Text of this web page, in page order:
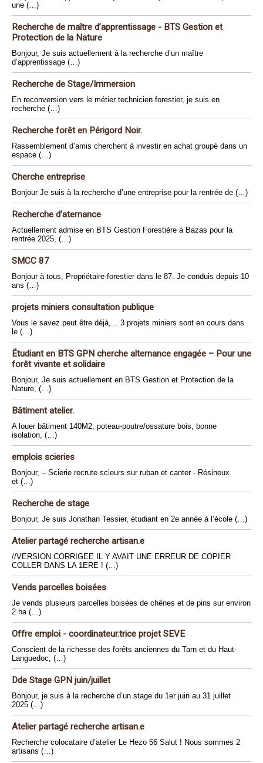
une (…)
Recherche de maître d’apprentissage - BTS Gestion et
Protection de la Nature
Bonjour, Je suis actuellement à la recherche d’un maître
d’apprentissage (…)
Recherche de Stage/Immersion
En reconversion vers le métier technicien forestier, je suis en
recherche (…)
Recherche forêt en Périgord Noir.
Rassemblement d’amis cherchent à investir en achat groupé dans un
espace (…)
Cherche entreprise
Bonjour Je suis à la recherche d’une entreprise pour la rentrée de (…)
Recherche d’aternance
Actuellement admise en BTS Gestion Forestière à Bazas pour la
rentrée 2025, (…)
SMCC 87
Bonjour à tous, Propriétaire forestier dans le 87. Je conduis depuis 10
ans (…)
projets miniers consultation publique
Vous le savez peut être déjà,... 3 projets miniers sont en cours dans
le (…)
Étudiant en BTS GPN cherche alternance engagée – Pour une
forêt vivante et solidaire
Bonjour, Je suis actuellement en BTS Gestion et Protection de la
Nature, (…)
Bâtiment atelier.
A louer bâtiment 140M2, poteau-poutre/ossature bois, bonne
isolation, (…)
emplois scieries
Bonjour, – Scierie recrute scieurs sur ruban et canter - Résineux
et (…)
Recherche de stage
Bonjour, Je suis Jonathan Tessier, étudiant en 2e année à l’école (…)
Atelier partagé recherche artisan.e
//VERSION CORRIGEE IL Y AVAIT UNE ERREUR DE COPIER
COLLER DANS LA 1ERE ! (…)
Vends parcelles boisées
Je vends plusieurs parcelles boisées de chênes et de pins sur environ
2 ha (…)
Offre emploi - coordinateur.trice projet SEVE
Conscient de la richesse des forêts anciennes du Tarn et du Haut-
Languedoc, (…)
Dde Stage GPN juin/juillet
Bonjour, je suis à la recherche d’un stage du 1er juin au 31 juillet
2025 (…)
Atelier partagé recherche artisan.e
Recherche colocataire d’atelier Le Hezo 56 Salut ! Nous sommes 2
artisans (…)